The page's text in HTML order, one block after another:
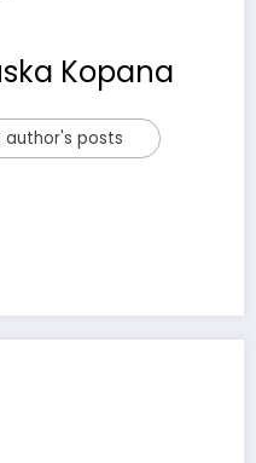
Kopana
author's posts